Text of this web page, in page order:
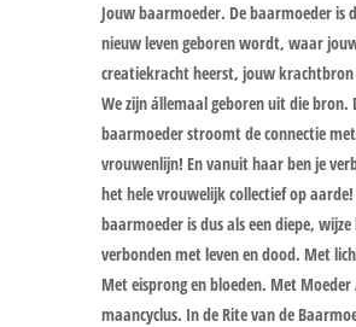
Jouw baarmoeder. De baarmoeder is
nieuw leven geboren wordt, waar
creatiekracht heerst, jouw krachtbron
We zijn állemaal geboren uit die bron.
baarmoeder stroomt de connectie
vrouwenlijn! En vanuit haar ben je
het hele vrouwelijk collectief op aarde!
baarmoeder is dus als een diepe,
verbonden met leven en dood. Met
Met eisprong en bloeden. Met Moeder
maancyclus. In de Rite van de